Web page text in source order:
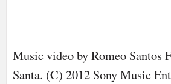
Music video by Romeo
Santa. (C) 2012 Sony Music